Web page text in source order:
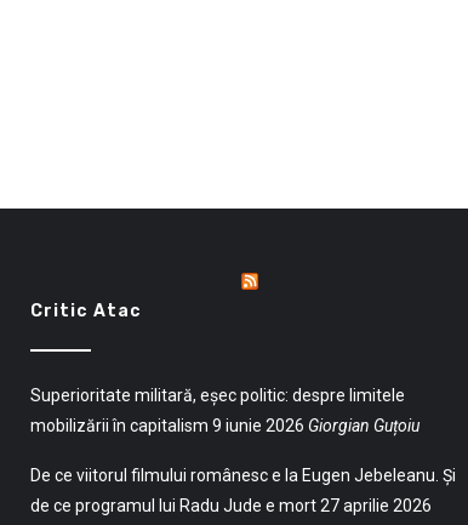
Critic Atac
Superioritate militară, eșec politic: despre limitele
mobilizării în capitalism 9 iunie 2026 Giorgian Guțoiu
De ce viitorul filmului românesc e la Eugen Jebeleanu. Și
de ce programul lui Radu Jude e mort 27 aprilie 2026